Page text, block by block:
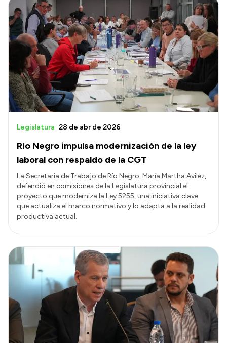
Río Negro impulsa modernización de la ley
laboral con respaldo de la CGT
Legislatura 28 de abr de 2026
La Secretaria de Trabajo de Río Negro, María Martha Avilez,
defendió en comisiones de la Legislatura provincial el
proyecto que moderniza la Ley 5255, una iniciativa clave
que actualiza el marco normativo y lo adapta a la realidad
productiva actual.